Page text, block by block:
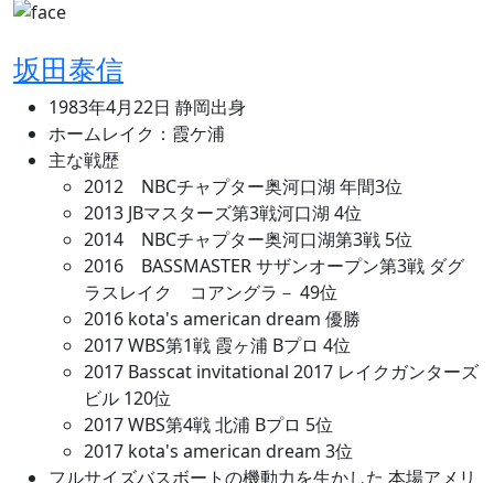
坂田泰信
1983年4月22日 静岡出身
ホームレイク：霞ケ浦
主な戦歴
2012 NBCチャプター奥河口湖 年間3位
2013 JBマスターズ第3戦河口湖 4位
2014 NBCチャプター奥河口湖第3戦 5位
2016 BASSMASTER サザンオープン第3戦 ダグ
ラスレイク コアングラ－ 49位
2016 kota's american dream 優勝
2017 WBS第1戦 霞ヶ浦 Bプロ 4位
2017 Basscat invitational 2017 レイクガンターズ
ビル 120位
2017 WBS第4戦 北浦 Bプロ 5位
2017 kota's american dream 3位
フルサイズバスボートの機動力を生かした 本場アメリ